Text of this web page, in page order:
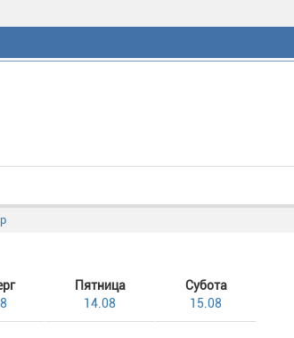
Пятница
14.08
Субота
15.08